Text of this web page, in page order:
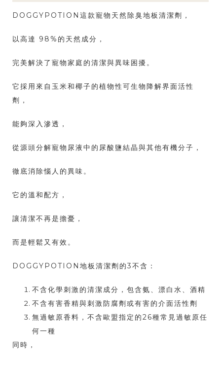
DOGGYPOTION這款寵物天然除臭地板清潔劑，
以高達 98%的天然成分，
完美解決了寵物家庭的清潔與異味困擾。
它採用來自玉米和椰子的植物性可生物降解界面活性
劑，
能夠深入滲透，
從源頭分解寵物尿液中的尿酸鹽結晶與其他有機分子，
徹底消除惱人的異味。
它的溫和配方，
讓清潔不再是擔憂，
而是輕鬆又有效。
DOGGYPOTION地板清潔劑的3不含：
不含化學刺激的清潔成分，包含氨、漂白水、酒精
不含有害香精與刺激防腐劑或有害的介面活性劑
無過敏原香料，不含歐盟指定的26種常見過敏原任
何一種
同時，